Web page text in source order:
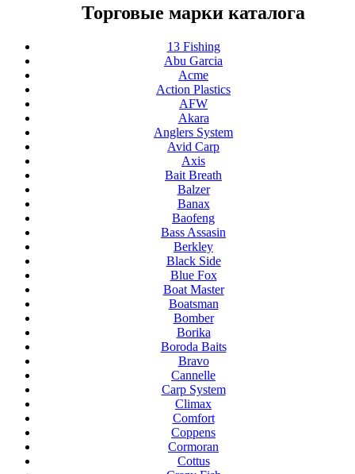
Торговые марки каталога
13 Fishing
Abu Garcia
Acme
Action Plastics
AFW
Akara
Anglers System
Avid Carp
Axis
Bait Breath
Balzer
Banax
Baofeng
Bass Assasin
Berkley
Black Side
Blue Fox
Boat Master
Boatsman
Bomber
Borika
Boroda Baits
Bravo
Cannelle
Carp System
Climax
Comfort
Coppens
Cormoran
Cottus